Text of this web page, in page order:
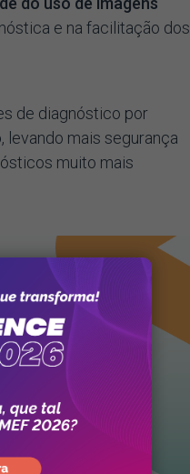
e na facilitação dos
de diagnóstico por
, levando mais segurança
muito mais